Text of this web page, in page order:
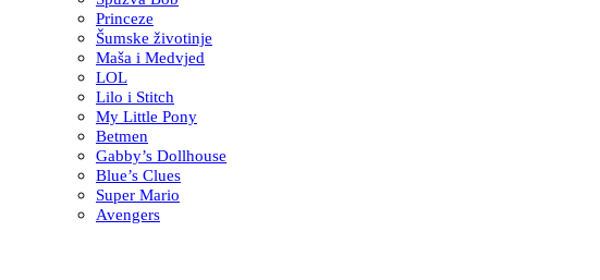
Princeze
Šumske životinje
Maša i Medvjed
LOL
Lilo i Stitch
My Little Pony
Betmen
Gabby’s Dollhouse
Blue’s Clues
Super Mario
Avengers